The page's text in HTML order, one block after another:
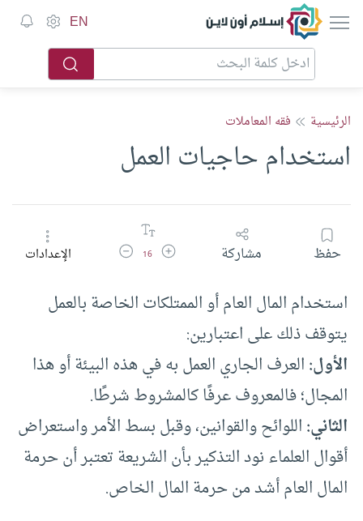
إسلام أون لاين EN
الرئيسية فقه المعاملات
استخدام حاجيات العمل
حفظ مشاركة زيادة حجم الخط
16 تقليل حجم الخطالإعدادات
استخدام المال العام أو الممتلكات الخاصة بالعمل
يتوقف ذلك على اعتبارين:
الأول:العرف الجاري العمل به في هذه البيئة أو هذا
المجال؛ فالمعروف عرفًا كالمشروط شرطًا.
الثاني:اللوائح والقوانين، وقبل بسط الأمر واستعراض
أقوال العلماء نود التذكير بأن الشريعة تعتبر أن حرمة
المال العام أشد من حرمة المال الخاص.